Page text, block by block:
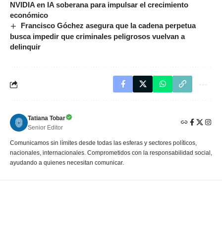
NVIDIA en IA soberana para impulsar el crecimiento
económico
Francisco Góchez asegura que la cadena perpetua
busca impedir que criminales peligrosos vuelvan a
delinquir
Tatiana Tobar
Senior Editor
Comunicamos sin límites desde todas las esferas y sectores políticos,
nacionales, internacionales. Comprometidos con la responsabilidad social,
ayudando a quienes necesitan comunicar.